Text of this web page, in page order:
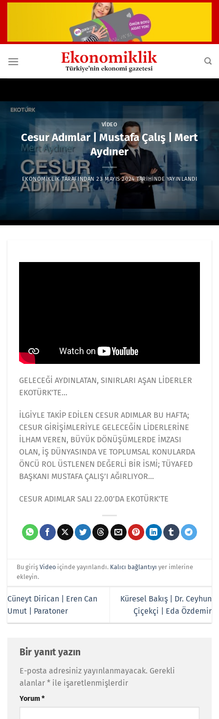
VIDEO
Cesur Adımlar | Mustafa Çalış | Mert
Aydıner
EKONOMIKLIKTARAFINDAN 23 MAYIS 2024TARIHINDE YAYINLANDI
GELECEĞİ AYDINLATAN, SINIRLARI AŞAN LİDERLER
EKOTÜRK’TE…
İLGİYLE TAKİP EDİLEN CESUR ADIMLAR BU HAFTA;
CESUR GİRİŞİMLERİYLE GELECEĞİN LİDERLERİNE
İLHAM VEREN, BÜYÜK DÖNÜŞÜMLERDE İMZASI
OLAN, İŞ DÜNYASINDA VE TOPLUMSAL KONULARDA
ÖNCÜ ROL ÜSTLENEN DEĞERLİ BİR İSMİ; TÜYAFED
BAŞKANI MUSTAFA ÇALIŞ’I AĞIRLIYOR…
CESUR ADIMLAR SALI 22.00’DA EKOTÜRK’TE
Bu girişVideo içinde yayınlandı. Kalıcı bağlantıyı yer imlerine
ekleyin.
Cüneyt Dirican | Eren Can
Umut | Paratoner
Küresel Bakış | Dr. Ceyhun
Çiçekçi | Eda Özdemir
Bir yanıt yazın
E-posta adresiniz yayınlanmayacak. Gerekli
alanlar * ile işaretlenmişlerdir
Yorum*